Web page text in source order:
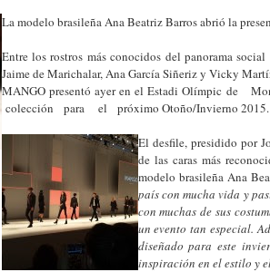
La modelo brasileña Ana Beatriz Barros abrió la
Entre los rostros más conocidos del panorama
Jaime de Marichalar, Ana García Siñeriz y Vicky
MANGO presentó ayer en el Estadi Olímpic
colección para el próximo Otoño/Invierno 2015.
El desfile, presidido por
de las caras más
modelo brasileña Ana
país con mucha vida y
con muchas de sus
un evento tan especial.
diseñado para este
inspiración en el estilo y